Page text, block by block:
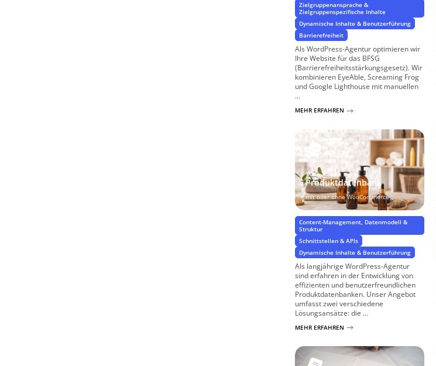
Zielgruppenansprache &
Zielgruppenspezifische Inhalte
Dynamische Inhalte & Benutzerführung
Barrierefreiheit
Als WordPress-Agentur optimieren wir
Ihre Website für das BFSG
(Barrierefreiheitsstärkungsgesetz). Wir
kombinieren EyeAble, Screaming Frog
und Google Lighthouse mit manuellen
...
MEHR ERFAHREN $
Produktdatenbank
mit oder ohne WooCommerce
Content-Management, Datenmodell &
Struktur
Schnittstellen & APIs
Dynamische Inhalte & Benutzerführung
Als langjährige WordPress-Agentur
sind erfahren in der Entwicklung von
effizienten und benutzerfreundlichen
Produktdatenbanken. Unser Angebot
umfasst zwei verschiedene
Lösungsansätze: die ...
MEHR ERFAHREN $